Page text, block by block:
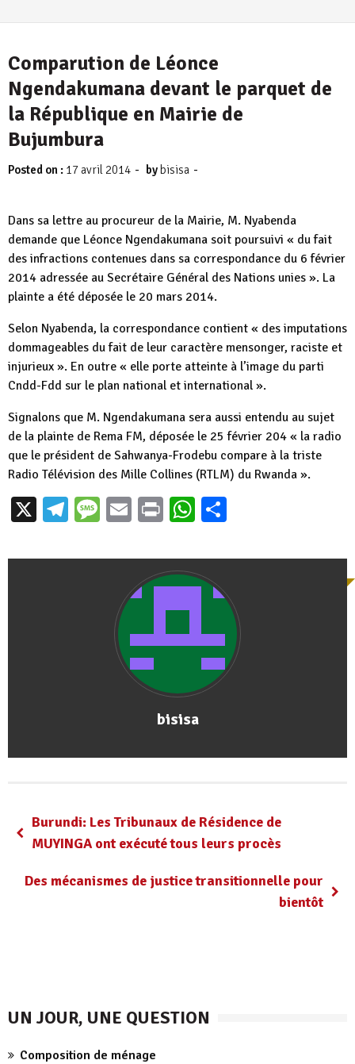
Comparution de Léonce
Ngendakumana devant le parquet de
la République en Mairie de
Bujumbura
Posted on : 17 avril 2014 - by bisisa -
Dans sa lettre au procureur de la Mairie, M. Nyabenda
demande que Léonce Ngendakumana soit poursuivi « du fait
des infractions contenues dans sa correspondance du 6 février
2014 adressée au Secrétaire Général des Nations unies ». La
plainte a été déposée le 20 mars 2014.
Selon Nyabenda, la correspondance contient « des imputations
dommageables du fait de leur caractère mensonger, raciste et
injurieux ». En outre « elle porte atteinte à l’image du parti
Cndd-Fdd sur le plan national et international ».
Signalons que M. Ngendakumana sera aussi entendu au sujet
de la plainte de Rema FM, déposée le 25 février 204 « la radio
que le président de Sahwanya-Frodebu compare à la triste
Radio Télévision des Mille Collines (RTLM) du Rwanda ».
X Telegram
Message
EmailPrintWhatsApp
bisisa
Burundi: Les Tribunaux de Résidence de
MUYINGA ont exécuté tous leurs procès
Des mécanismes de justice transitionnelle pour
bientôt
UN JOUR, UNE QUESTION
Composition de ménage